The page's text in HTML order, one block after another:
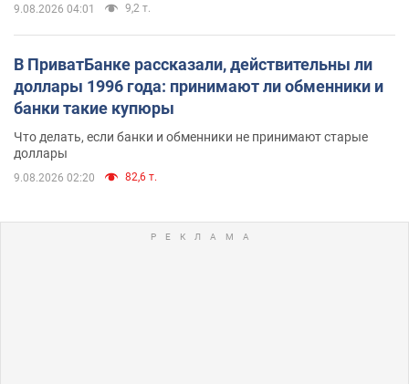
9.08.2026 04:01 9,2 т.
В ПриватБанке рассказали, действительны ли
доллары 1996 года: принимают ли обменники и
банки такие купюры
Что делать, если банки и обменники не принимают старые
доллары
9.08.2026 02:20 82,6 т.